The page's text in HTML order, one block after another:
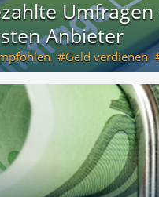
Umfragen
Anbieter
Geld verdienen